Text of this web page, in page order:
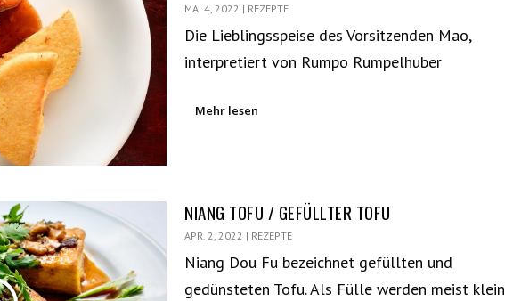
MAI 4, 2022 | REZEPTE
Die Lieblingsspeise des Vorsitzenden Mao,
interpretiert von Rumpo Rumpelhuber
Mehr lesen
NIANG TOFU / GEFÜLLTER TOFU
APR. 2, 2022 | REZEPTE
Niang Dou Fu bezeichnet gefüllten und
gedünsteten Tofu. Als Fülle werden meist klein